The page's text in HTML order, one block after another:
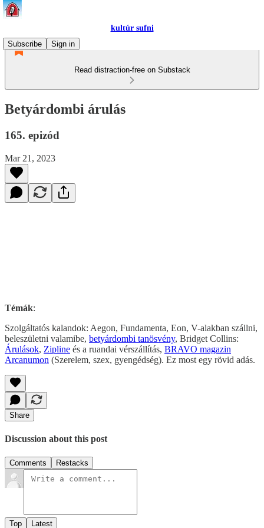
kultúr sufni
Subscribe
Sign in
Read distraction-free on Substack
Betyárdombi árulás
165. epizód
Mar 21, 2023
Témák:
Szolgáltatós kalandok: Aegon, Fundamenta, Eon, V-alakban szállni,
beleszületni valamibe, betyárdombi tanösvény, Bridget Collins:
Árulások, Zipline és a ruandai vérszállítás, BRAVO magazin
Arcanumon (Szerelem, szex, gyengédség). Ez most egy rövid adás.
Share
Discussion about this post
Comments Restacks
Top Latest